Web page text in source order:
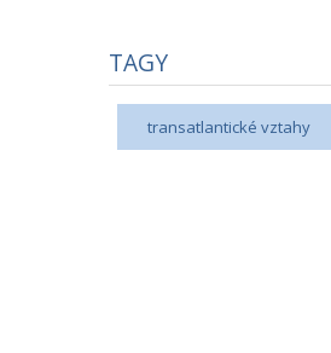
TAGY
transatlantické vztahy